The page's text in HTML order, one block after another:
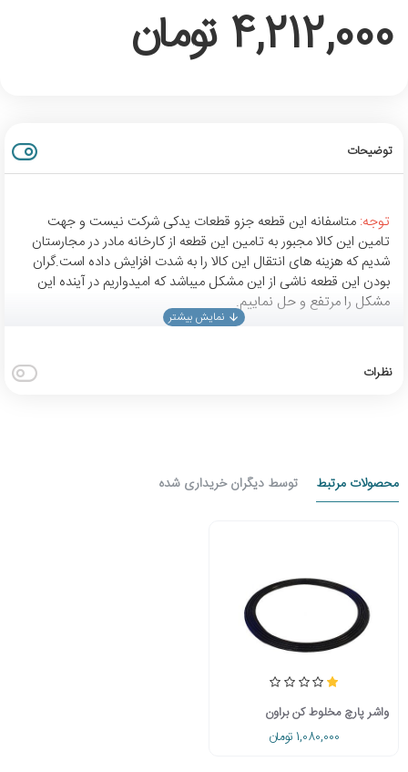
4,212,000 تومان
توضیحات
توجه: متاسفانه این قطعه جزو قطعات یدکی شرکت نیست و جهت
تامین این کالا مجبور به تامین این قطعه از کارخانه مادر در مجارستان
شدیم که هزینه های انتقال این کالا را به شدت افزایش داده است.گران
بودن این قطعه ناشی از این مشکل میباشد که امیدواریم در آینده این
مشکل را مرتفع و حل نماییم.
نظرات
محصولات مرتبط توسط دیگران خریداری شده
واشر پارچ مخلوط کن براون
1,080,000 تومان